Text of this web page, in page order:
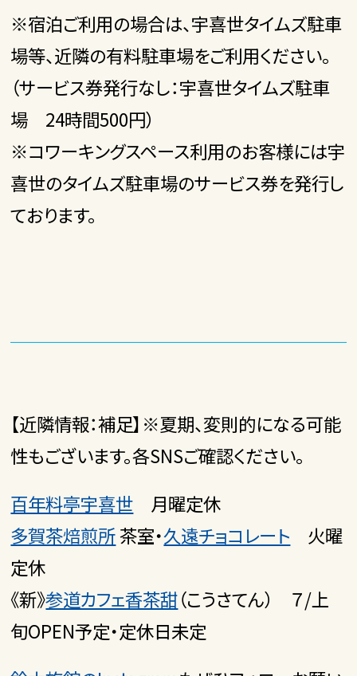
※宿泊ご利用の場合は、宇喜世タイムズ駐車
場等、近隣の有料駐車場をご利用ください。
（サービス券発行なし：宇喜世タイムズ駐車
場 24時間500円）
※コワーキングスペース利用のお客様には宇
喜世のタイムズ駐車場のサービス券を発行し
ております。
【近隣情報：補足】※夏期、変則的になる可能
性もございます。各SNSご確認ください。
百年料亭宇喜世 月曜定休
多賀茶焙煎所茶室・久遠チョコレート 火曜
定休
《新》参道カフェ香茶甜（こうさてん） ７/上
旬OPEN予定・定休日未定